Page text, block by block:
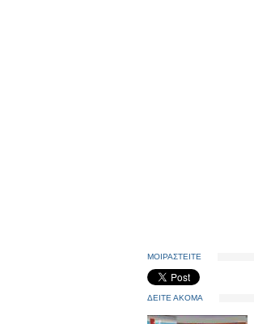
ΜΟΙΡΑΣΤΕΙΤΕ
ΔΕΙΤΕ ΑΚΟΜΑ